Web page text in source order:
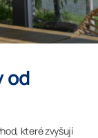
od
které zvyšují